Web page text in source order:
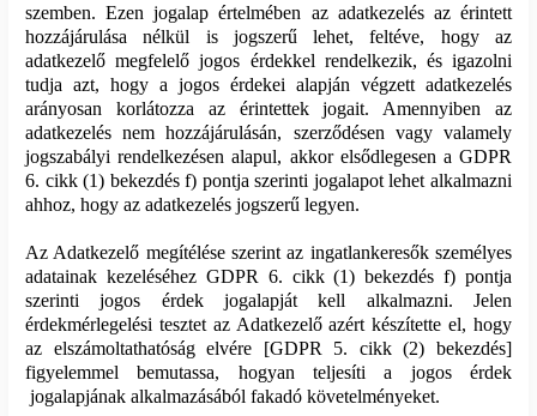
szemben. Ezen jogalap értelmében az adatkezelés az érintett
hozzájárulása nélkül is jogszerű lehet, feltéve, hogy az
adatkezelő megfelelő jogos érdekkel rendelkezik, és igazolni
tudja azt, hogy a jogos érdekei alapján végzett adatkezelés
arányosan korlátozza az érintettek jogait. Amennyiben az
adatkezelés nem hozzájárulásán, szerződésen vagy valamely
jogszabályi rendelkezésen alapul, akkor elsődlegesen a GDPR
6. cikk (1) bekezdés f) pontja szerinti jogalapot lehet alkalmazni
ahhoz, hogy az adatkezelés jogszerű legyen.
Az Adatkezelő megítélése szerint az ingatlankeresők személyes
adatainak kezeléséhez GDPR 6. cikk (1) bekezdés f) pontja
szerinti jogos érdek jogalapját kell alkalmazni. Jelen
érdekmérlegelési tesztet az Adatkezelő azért készítette el, hogy
az elszámoltathatóság elvére [GDPR 5. cikk (2) bekezdés]
figyelemmel bemutassa, hogyan teljesíti a jogos érdek
jogalapjának alkalmazásából fakadó követelményeket.